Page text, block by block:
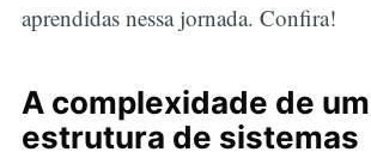
aprendidas nessa jornada. Confira!
A complexidade de
estrutura de sistemas